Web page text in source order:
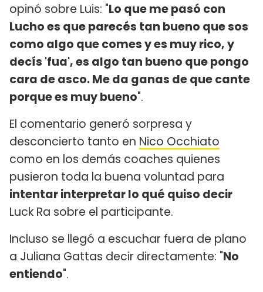
opinó sobre Luis: "Lo que me pasó con
Lucho es que parecés tan bueno que sos
como algo que comes y es muy rico, y
decís 'fua', es algo tan bueno que pongo
cara de asco. Me da ganas de que cante
porque es muy bueno".
El comentario generó sorpresa y
desconcierto tanto en Nico Occhiato
como en los demás coaches quienes
pusieron toda la buena voluntad para
intentar interpretar lo qué quiso decir
Luck Ra sobre el participante.
Incluso se llegó a escuchar fuera de plano
a Juliana Gattas decir directamente: "No
entiendo".